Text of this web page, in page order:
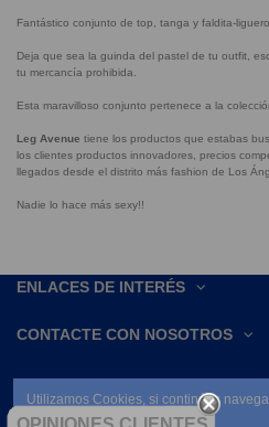
Fantástico conjunto de top, tanga y faldita-
Deja que sea la guinda del pastel de tu outfit,
tu mercancía prohibida.
Esta maravilloso conjunto pertenece a la
Leg Avenue tiene los productos que estabas
los clientes productos innovadores, precios
llegados desde el distrito más fashion de Los
Nadie lo hace más sexy!!
ENLACES DE INTERÉS
CONTACTE CON NOSOTROS
Utilizamos Cookies, si continúas
uso.